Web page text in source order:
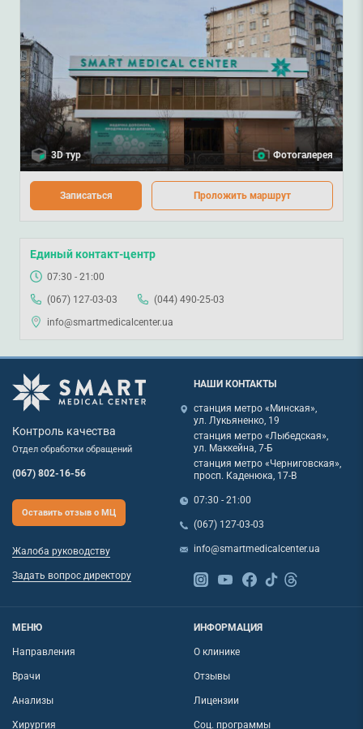
3D тур Фотогалерея
Записаться Проложить маршрут
Единый контакт-центр
07:30 - 21:00
(067) 127-03-03
(044) 490-25-03
info@smartmedicalcenter.ua
Контроль качества
Отдел обработки обращений
(067) 802-16-56
Оставить отзыв о МЦ
Жалоба руководству
Задать вопрос директору
НАШИ КОНТАКТЫ
станция метро «Минская»,
ул. Лукьяненко, 19
станция метро «Лыбедская»,
ул. Маккейна, 7-Б
станция метро «Черниговская»,
просп. Каденюка, 17-В
07:30 - 21:00
(067) 127-03-03
info@smartmedicalcenter.ua
МЕНЮ
Направления
Врачи
Анализы
Хирургия
ИНФОРМАЦИЯ
О клинике
Отзывы
Лицензии
Соц. программы